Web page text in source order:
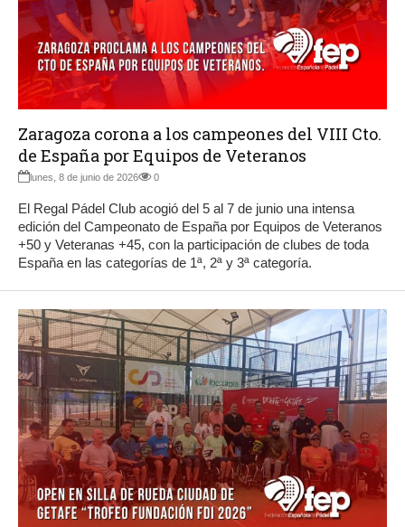
Zaragoza corona a los campeones del VIII Cto.
de España por Equipos de Veteranos
lunes, 8 de junio de 2026 0
El Regal Pádel Club acogió del 5 al 7 de junio una intensa
edición del Campeonato de España por Equipos de Veteranos
+50 y Veteranas +45, con la participación de clubes de toda
España en las categorías de 1ª, 2ª y 3ª categoría.